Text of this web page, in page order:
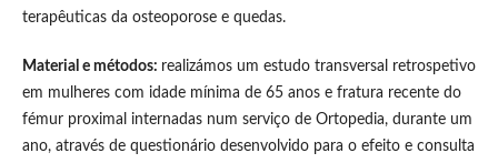
terapêuticas da osteoporose e quedas.
Material e métodos: realizámos um estudo transversal retrospetivo
em mulheres com idade mínima de 65 anos e fratura recente do
fémur proximal internadas num serviço de Ortopedia, durante um
ano, através de questionário desenvolvido para o efeito e consulta